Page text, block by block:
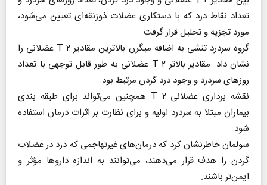
تعداد نقاط درد که با دستکاری عضلات ذوزنقه‌ای تعیین می‌شود،
مورد تجزیه و تحلیل قرار گرفت.
گروه سردرد تنشی به اضافه میگرن بالاترین مقادیر T ۲ عضلانی را
نشان داد. مقادیر بالاتر T ۲ عضلانی به طور قابل توجهی با تعداد
روز‌های سردرد و وجود درد گردن مرتبط بود.
نقشه برداری عضلانی T ۲ همچنین می‌تواند برای طبقه بندی
بیماران مبتلا به سردرد اولیه و برای نظارت بر اثرات درمان استفاده
شود.
سولمان خاطرنشان کرد که درمان‌های غیرتهاجمی که درد در عضلات
گردن را هدف قرار می‌دهند، می‌توانند به اندازه دارو‌ها مؤثر و
ایمن‌تر باشند.